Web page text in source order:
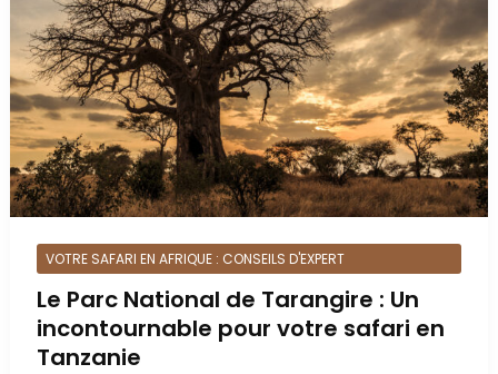
VOTRE SAFARI EN AFRIQUE : CONSEILS D'EXPERT
Le Parc National de Tarangire : Un
incontournable pour votre safari en
Tanzanie